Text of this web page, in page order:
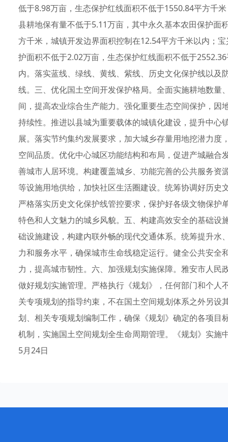
低于8.98万亩，生态保护红线面积不低于1550.84平方千
县耕地保有量不低于5.11万亩，其中永久基本农田保护
方千米，城镇开发边界面积控制在12.54平方千米以内；
护面积不低于2.02万亩，生态保护红线面积不低于
内。落实蓝线、绿线、黄线、紫线、历史文化保护线以
线。三、优化国土空间开发保护格局。全面实施耕地数量
间，提高农业综合生产能力。强化重要生态空间保护，
持续性。推进以县城为重要载体的城镇化建设，提升中
展。落实节约集约发展要求，加大城乡存量用地挖潜力
空间品质。优化中心城区功能结构和布局，促进产城融
善城市人居环境。构建覆盖城乡、功能完善的公共服务
等设施用地供给，加快社区生活圈建设。统筹协调好历
严格落实历史文化保护线管控要求，保护好各级文物保
特色和人文魅力的城乡风貌。五、构建高效安全的基础
础设施建设，构建内联外畅的现代交通体系。统筹提升
力和服务水平，确保城市生命线稳定运行。健全公共安
力，提高城市韧性。六、加强规划实施保障。雅安市人
做好规划实施管理。严格执行《规划》，任何部门和个人
关专项规划的指导约束，不在国土空间规划体系之外另
划、相关专项规划编制工作，确保《规划》确定的各项
机制，实施国土空间规划全生命周期管理。《规划》实
5月24日